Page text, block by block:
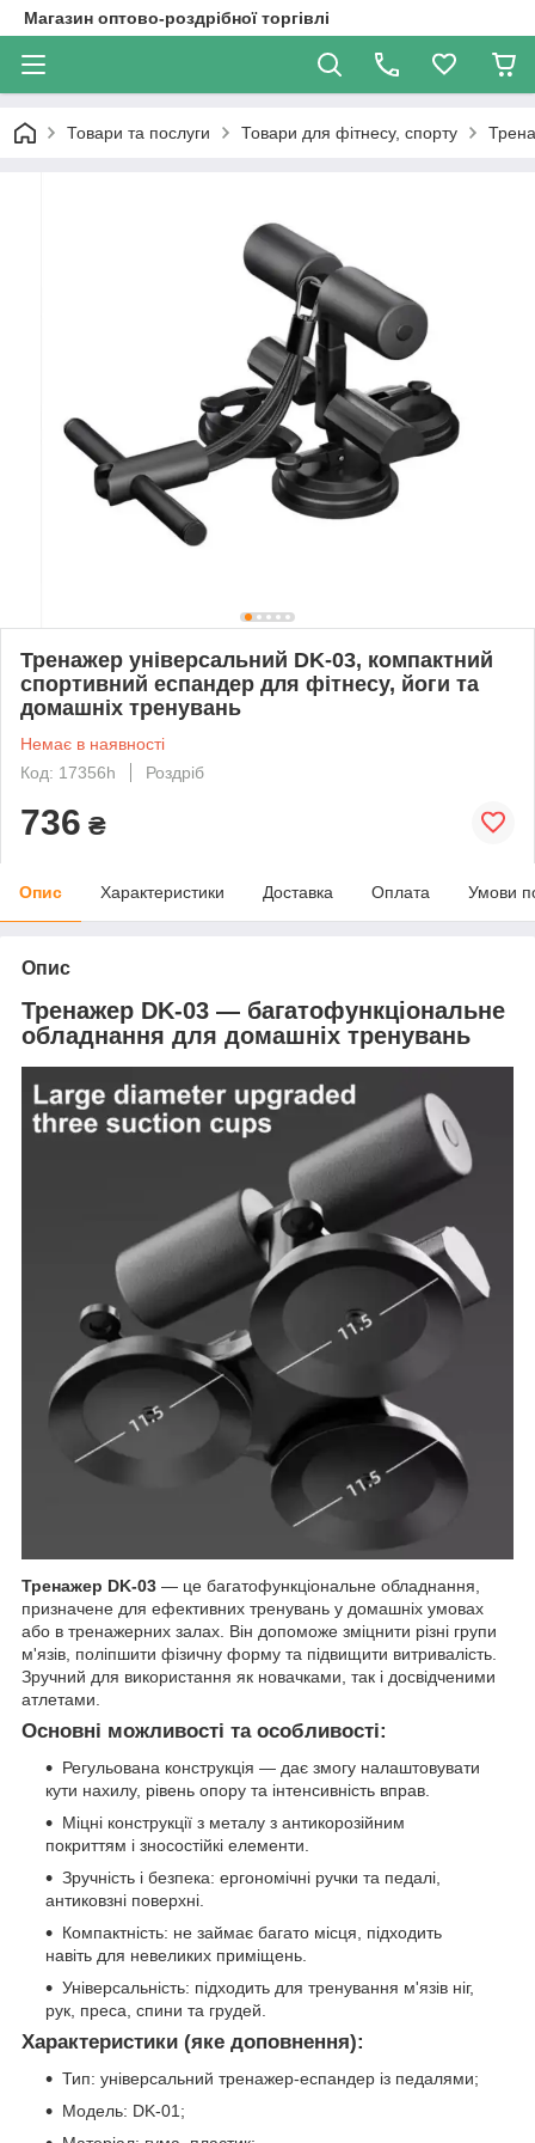
Магазин оптово-роздрібної торгівлі
Товари та послуги Товари для фітнесу, спорту
Тренажер універсальний DK-03, компактний
спортивний еспандер для фітнесу, йоги та
домашніх тренувань
Немає в наявності
Код: 17356h
Роздріб
736 ₴
Опис Характеристики Доставка Оплата Умови
Опис
Тренажер DK-03 — багатофункціональне
обладнання для домашніх тренувань
Тренажер DK-03 — це багатофункціональне обладнання,
призначене для ефективних тренувань у домашніх умовах
або в тренажерних залах. Він допоможе зміцнити різні групи
м'язів, поліпшити фізичну форму та підвищити витривалість.
Зручний для використання як новачками, так і досвідченими
атлетами.
Основні можливості та особливості:
Регульована конструкція — дає змогу налаштовувати
кути нахилу, рівень опору та інтенсивність вправ.
Міцні конструкції з металу з антикорозійним
покриттям і зносостійкі елементи.
Зручність і безпека: ергономічні ручки та педалі,
антиковзні поверхні.
Компактність: не займає багато місця, підходить
навіть для невеликих приміщень.
Універсальність: підходить для тренування м'язів ніг,
рук, преса, спини та грудей.
Характеристики (яке доповнення):
Тип: універсальний тренажер-еспандер із педалями;
Модель: DK-01;